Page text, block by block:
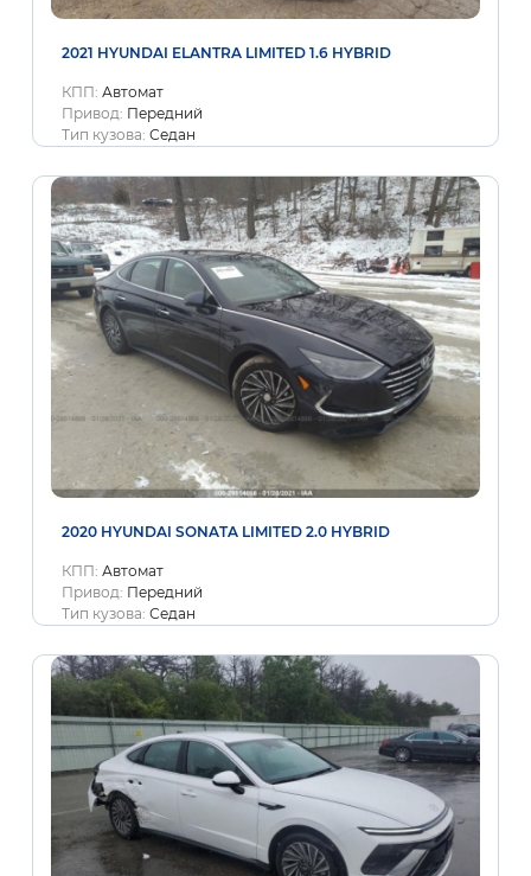
2021 HYUNDAI ELANTRA LIMITED 1.6 HYBRID
КПП: Автомат
Привод: Передний
Тип кузова: Седан
2020 HYUNDAI SONATA LIMITED 2.0 HYBRID
КПП: Автомат
Привод: Передний
Тип кузова: Седан